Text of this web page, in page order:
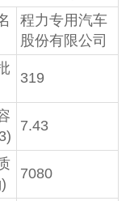
程力专用汽车
股份有限公司
319
7.43
7080